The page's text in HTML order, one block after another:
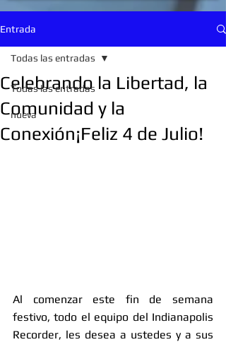
Entrada
Todas las entradas
nueva
Todas las entradas
Celebrando la Libertad, la
Comunidad y la
Conexión¡Feliz 4 de Julio!
Al comenzar este fin de semana
festivo, todo el equipo del Indianapolis
Recorder, les desea a ustedes y a sus